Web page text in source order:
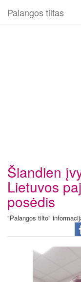
Palangos tiltas
Šiandien
Lietuvos
posėdis
"Palangos tilto"